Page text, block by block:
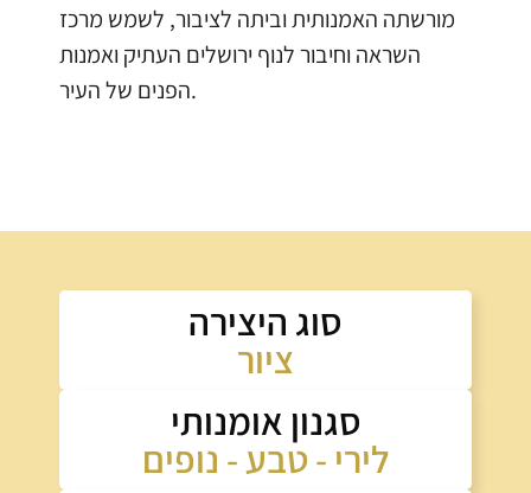
מורשתה האמנותית וביתה לציבור, לשמש מרכז
השראה וחיבור לנוף ירושלים העתיק ואמנות
הפנים של העיר.
סוג היצירה
ציור
סגנון אומנותי
לירי - טבע - נופים